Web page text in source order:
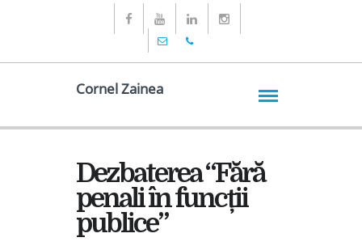
Cornel Zainea
Dezbaterea “Fără
penali în funcții
publice”